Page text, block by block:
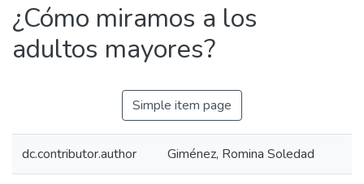
¿Cómo miramos a los
adultos mayores?
Simple item page
dc.contributor.author Giménez, Romina Soledad